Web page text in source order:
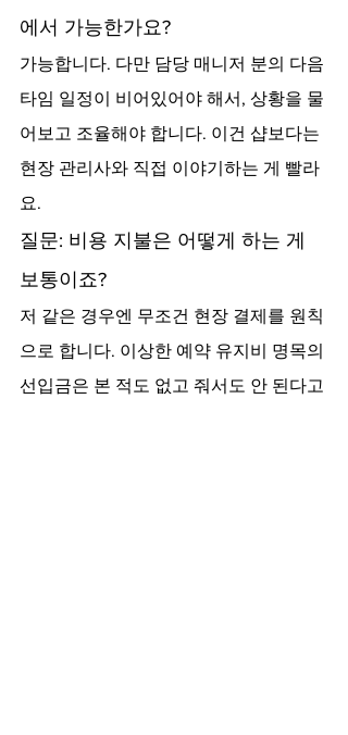
에서 가능한가요?
가능합니다. 다만 담당 매니저 분의 다음
타임 일정이 비어있어야 해서, 상황을 물
어보고 조율해야 합니다. 이건 샵보다는
현장 관리사와 직접 이야기하는 게 빨라
요.
질문: 비용 지불은 어떻게 하는 게
보통이죠?
저 같은 경우엔 무조건 현장 결제를 원칙
으로 합니다. 이상한 예약 유지비 명목의
선입금은 본 적도 없고 줘서도 안 된다고